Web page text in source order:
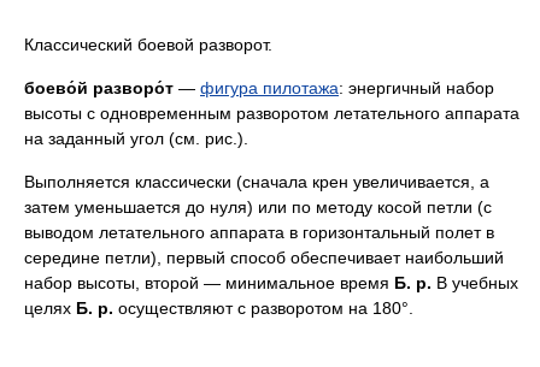
Классический боевой разворот.
боево́й разворо́т — фигура пилотажа: энергичный набор
высоты с одновременным разворотом летательного аппарата
на заданный угол (см. рис.).
Выполняется классически (сначала крен увеличивается, а
затем уменьшается до нуля) или по методу косой петли (с
выводом летательного аппарата в горизонтальный полет в
середине петли), первый способ обеспечивает наибольший
набор высоты, второй — минимальное время Б. р. В учебных
целях Б. р. осуществляют с разворотом на 180°.